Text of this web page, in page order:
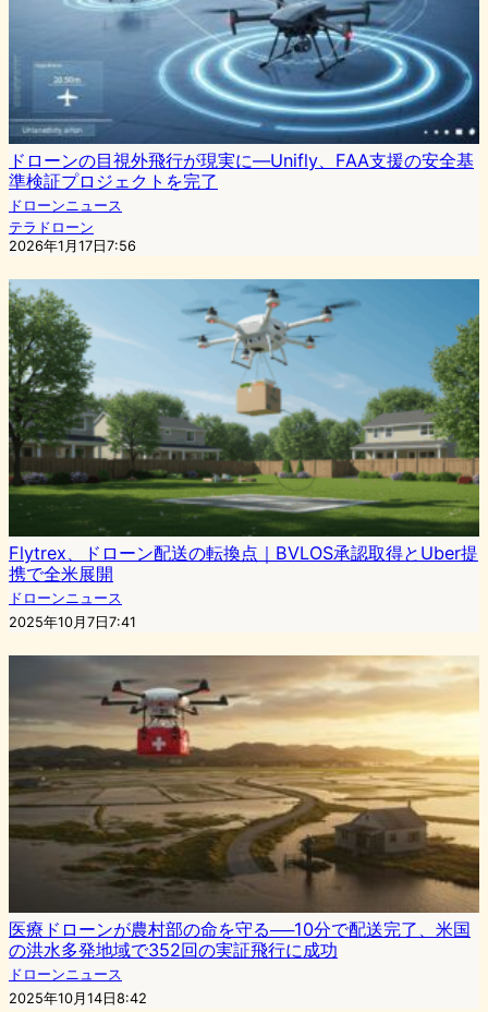
ドローンの目視外飛行が現実に—Unifly、FAA支援の安全基
準検証プロジェクトを完了
ドローンニュース
テラドローン
2026年1月17日7:56
Flytrex、ドローン配送の転換点｜BVLOS承認取得とUber提
携で全米展開
ドローンニュース
2025年10月7日7:41
医療ドローンが農村部の命を守る──10分で配送完了、米国
の洪水多発地域で352回の実証飛行に成功
ドローンニュース
2025年10月14日8:42